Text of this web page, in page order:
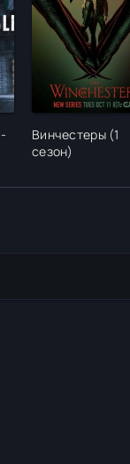
Винчестеры (1
сезон)